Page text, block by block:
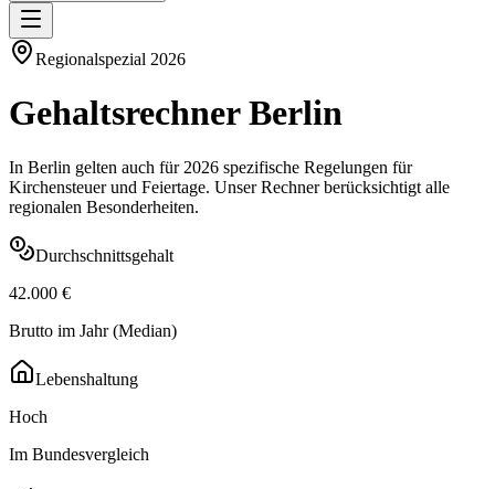
Regionalspezial 2026
GehaltsrechnerBerlin
In Berlin gelten auch für 2026 spezifische Regelungen für
Kirchensteuer und Feiertage. Unser Rechner berücksichtigt alle
regionalen Besonderheiten.
Durchschnittsgehalt
42.000 €
Brutto im Jahr (Median)
Lebenshaltung
Hoch
Im Bundesvergleich